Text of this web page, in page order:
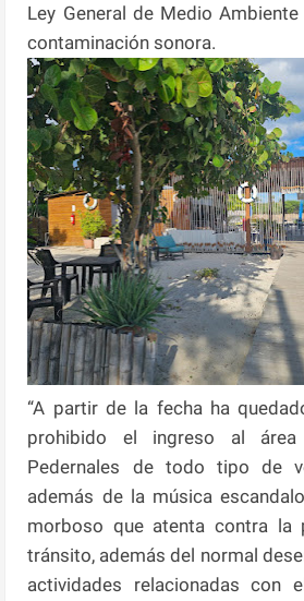
Ley General de Medio Ambiente
contaminación sonora.
“A partir de la fecha ha
prohibido el ingreso al
Pedernales de todo tipo de
además de la música
morboso que atenta contra la
tránsito, además del normal
actividades relacionadas con